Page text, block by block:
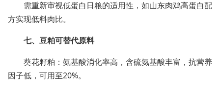
需重新审视低蛋白日粮的适用性，如山东肉鸡高蛋白配
方实现低料肉比。
七、豆粕可替代原料
葵花籽粕：氨基酸消化率高，含硫氨基酸丰富，抗营养
因子低，可用至20%。